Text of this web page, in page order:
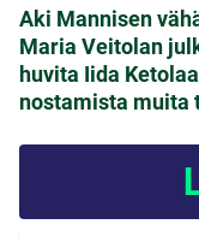
Aki Mannisen
Maria Veitolan
huvita Iida
nostamista muita